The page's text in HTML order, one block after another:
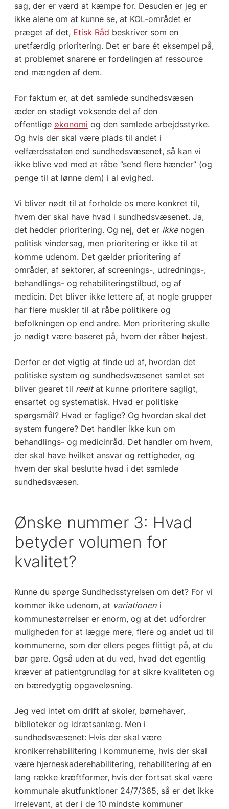
sag, der er værd at kæmpe for. Desuden er jeg er
ikke alene om at kunne se, at KOL-området er
præget af det, Etisk Råd beskriver som en
uretfærdig prioritering. Det er bare ét eksempel på,
at problemet snarere er fordelingen af ressource
end mængden af dem.
For faktum er, at det samlede sundhedsvæsen
æder en stadigt voksende del af den
offentlige økonomi og den samlede arbejdsstyrke.
Og hvis der skal være plads til andet i
velfærdsstaten end sundhedsvæsenet, så kan vi
ikke blive ved med at råbe ”send flere hænder” (og
penge til at lønne dem) i al evighed.
Vi bliver nødt til at forholde os mere konkret til,
hvem der skal have hvad i sundhedsvæsenet. Ja,
det hedder prioritering. Og nej, det er ikke nogen
politisk vindersag, men prioritering er ikke til at
komme udenom. Det gælder prioritering af
områder, af sektorer, af screenings-, udrednings-,
behandlings- og rehabiliteringstilbud, og af
medicin. Det bliver ikke lettere af, at nogle grupper
har flere muskler til at råbe politikere og
befolkningen op end andre. Men prioritering skulle
jo nødigt være baseret på, hvem der råber højest.
Derfor er det vigtig at finde ud af, hvordan det
politiske system og sundhedsvæsenet samlet set
bliver gearet til reeltat kunne prioritere sagligt,
ensartet og systematisk. Hvad er politiske
spørgsmål? Hvad er faglige? Og hvordan skal det
system fungere? Det handler ikke kun om
behandlings- og medicinråd. Det handler om hvem,
der skal have hvilket ansvar og rettigheder, og
hvem der skal beslutte hvad i det samlede
sundhedsvæsen.
Ønske nummer 3: Hvad
betyder volumen for
kvalitet?
Kunne du spørge Sundhedsstyrelsen om det? For vi
kommer ikke udenom, at variationen i
kommunestørrelser er enorm, og at det udfordrer
muligheden for at lægge mere, flere og andet ud til
kommunerne, som der ellers peges flittigt på, at du
bør gøre. Også uden at du ved, hvad det egentlig
kræver af patientgrundlag for at sikre kvaliteten og
en bæredygtig opgaveløsning.
Jeg ved intet om drift af skoler, børnehaver,
biblioteker og idrætsanlæg. Men i
sundhedsvæsenet: Hvis der skal være
kronikerrehabilitering i kommunerne, hvis der skal
være hjerneskaderehabilitering, rehabilitering af en
lang række kræftformer, hvis der fortsat skal være
kommunale akutfunktioner 24/7/365, så er det ikke
irrelevant, at der i de 10 mindste kommuner